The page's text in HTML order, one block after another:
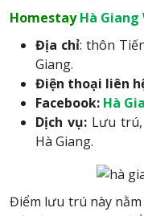
HomestayHà
Địa chỉ: thôn
Giang.
Điện thoại liên
Facebook: Hà
Dịch vụ: Lưu
Hà Giang.
Điểm lưu trú này